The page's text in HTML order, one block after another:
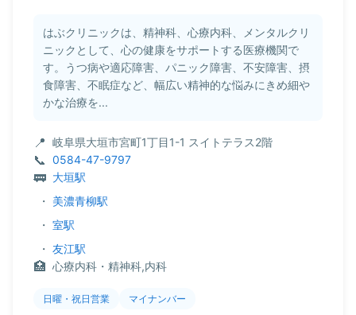
はぶクリニックは、精神科、心療内科、メンタルクリ
ニックとして、心の健康をサポートする医療機関で
す。うつ病や適応障害、パニック障害、不安障害、摂
食障害、不眠症など、幅広い精神的な悩みにきめ細や
かな治療を...
岐阜県大垣市宮町1丁目1-1 スイトテラス2階
0584-47-9797
大垣駅
・ 美濃青柳駅
・ 室駅
・ 友江駅
心療内科・精神科,内科
日曜・祝日営業 マイナンバー